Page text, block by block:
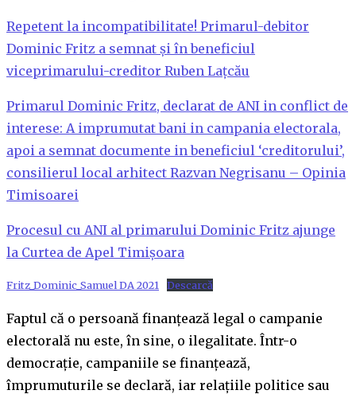
Repetent la incompatibilitate! Primarul-debitor
Dominic Fritz a semnat și în beneficiul
viceprimarului-creditor Ruben Lațcău
Primarul Dominic Fritz, declarat de ANI in conflict de
interese: A imprumutat bani in campania electorala,
apoi a semnat documente in beneficiul ‘creditorului’,
consilierul local arhitect Razvan Negrisanu – Opinia
Timisoarei
Procesul cu ANI al primarului Dominic Fritz ajunge
la Curtea de Apel Timișoara
Fritz_Dominic_Samuel DA 2021 Descarcă
Faptul că o persoană finanțează legal o campanie
electorală nu este, în sine, o ilegalitate. Într-o
democrație, campaniile se finanțează,
împrumuturile se declară, iar relațiile politice sau